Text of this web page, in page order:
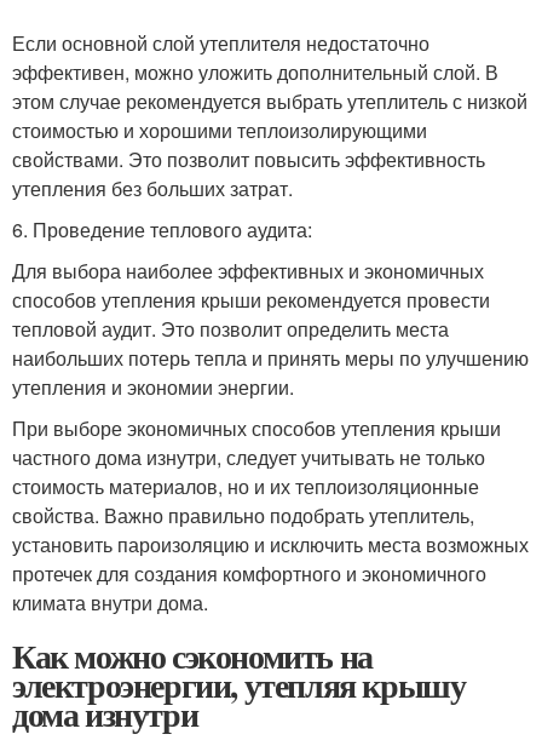
Если основной слой утеплителя недостаточно
эффективен, можно уложить дополнительный слой. В
этом случае рекомендуется выбрать утеплитель с низкой
стоимостью и хорошими теплоизолирующими
свойствами. Это позволит повысить эффективность
утепления без больших затрат.
6. Проведение теплового аудита:
Для выбора наиболее эффективных и экономичных
способов утепления крыши рекомендуется провести
тепловой аудит. Это позволит определить места
наибольших потерь тепла и принять меры по улучшению
утепления и экономии энергии.
При выборе экономичных способов утепления крыши
частного дома изнутри, следует учитывать не только
стоимость материалов, но и их теплоизоляционные
свойства. Важно правильно подобрать утеплитель,
установить пароизоляцию и исключить места возможных
протечек для создания комфортного и экономичного
климата внутри дома.
Как можно сэкономить на
электроэнергии, утепляя крышу
дома изнутри